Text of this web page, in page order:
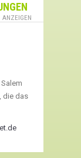
ANZEIGEN
die das